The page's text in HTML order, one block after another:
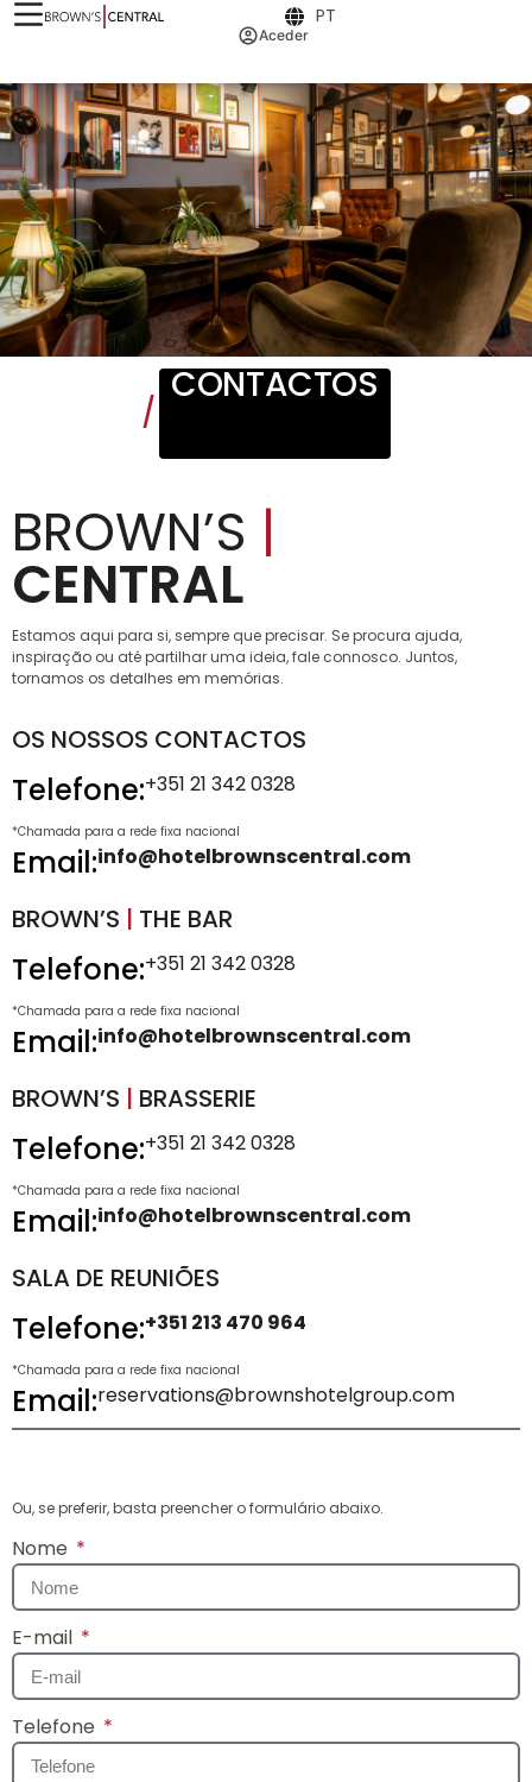
Aceder
PT
/
CONTACTOS
BROWN’S |
CENTRAL
Estamos aqui para si, sempre que precisar. Se procura ajuda,
inspiração ou até partilhar uma ideia, fale connosco. Juntos,
tornamos os detalhes em memórias.
OS NOSSOS CONTACTOS
Telefone:+351 21 342 0328
*Chamada para a rede fixa nacional
Email:info@hotelbrownscentral.com
BROWN’S | THE BAR
Telefone:+351 21 342 0328
*Chamada para a rede fixa nacional
Email:info@hotelbrownscentral.com
BROWN’S | BRASSERIE
Telefone:+351 21 342 0328
*Chamada para a rede fixa nacional
Email:info@hotelbrownscentral.com
SALA DE REUNIÕES
Telefone:+351 213 470 964
*Chamada para a rede fixa nacional
Email:reservations@brownshotelgroup.com
Ou, se preferir, basta preencher o formulário abaixo.
Nome
E-mail
Telefone